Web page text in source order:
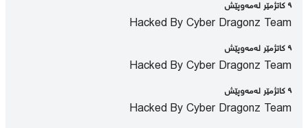
٩ كاتژمێر لەمەوپێش
Hacked By Cyber Dragonz Team
٩ كاتژمێر لەمەوپێش
Hacked By Cyber Dragonz Team
٩ كاتژمێر لەمەوپێش
Hacked By Cyber Dragonz Team